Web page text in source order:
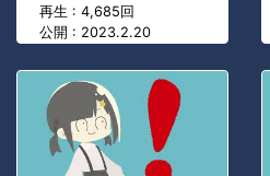
再生 : 4,685回
公開 : 2023.2.20